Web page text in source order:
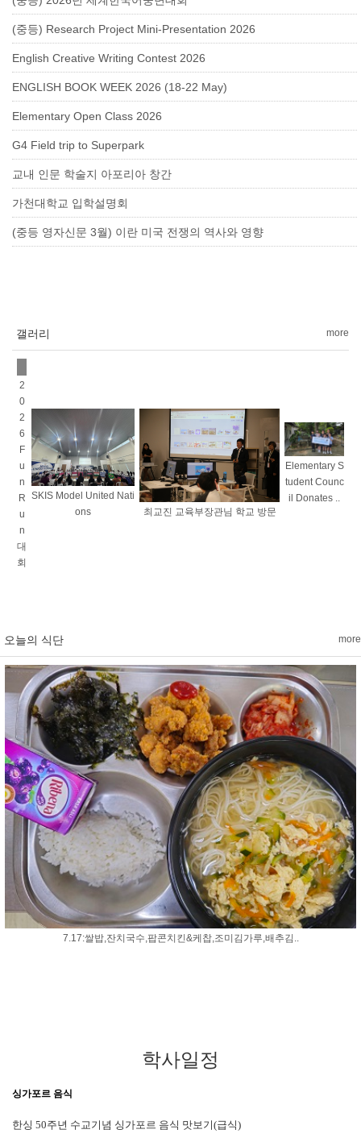
(중등) Research Project Mini-Presentation 2026
English Creative Writing Contest 2026
ENGLISH BOOK WEEK 2026 (18-22 May)
Elementary Open Class 2026
G4 Field trip to Superpark
교내 인문 학술지 아포리아 창간
가천대학교 입학설명회
(중등 영자신문 3월) 이란 미국 전쟁의 역사와 영향
갤러리 more
2
0
2
6
F
u
n
R
u
n
대
회
SKIS Model United Nati
ons
최교진 교육부장관님 학교 방문
Elementary S
tudent Counc
il Donates ..
오늘의 식단 more
7.17:쌀밥,잔치국수,팝콘치킨&케찹,조미김가루,배추김..
학사일정
싱가포르 음식
한싱 50주년 수교기념 싱가포르 음식 맛보기(급식)